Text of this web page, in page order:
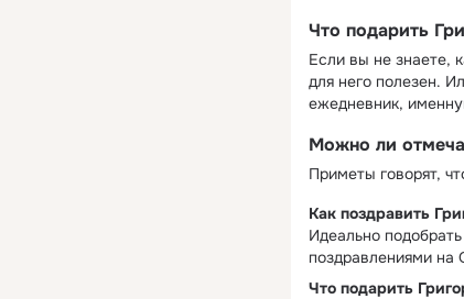
Что подарить
Если вы не знаете,
для него полезен.
ежедневник,
Можно ли
Приметы говорят,
Как поздравить
Идеально
поздравлениями на
Что подарить